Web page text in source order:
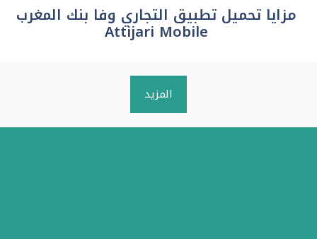
مزايا تحميل تطبيق التجاري وفا بنك المغرب
Attijari Mobile
المزيد